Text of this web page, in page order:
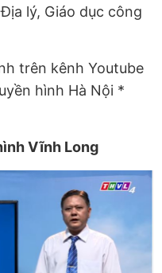
lý, Giáo dục công
trên kênh Youtube
hình Hà Nội *
Vĩnh Long